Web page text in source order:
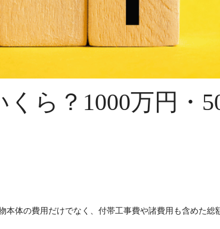
ら？1000万円・
体の費用だけでなく、付帯工事費や諸費用も含めた総